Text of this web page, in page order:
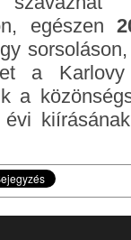
egészen
a Karlovy
a